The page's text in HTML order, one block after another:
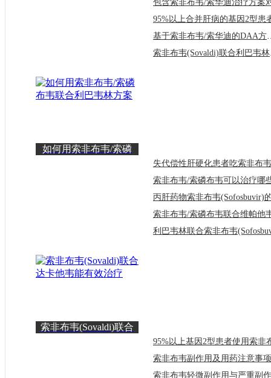
如何用索非布韦/索磷
索非布韦(Sovaldi)联合
索非布韦副作用及用药注意事项